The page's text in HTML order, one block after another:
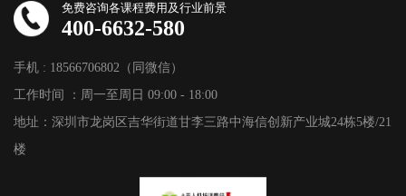
免费咨询各课程费用及行业前景
400-6632-580
手机 : 18566706802（同微信）
工作时间 ：周一至周日 09:00 - 18:00
地址：深圳市龙岗区吉华街道甘李三路中海信创新产业城24栋5楼/21
楼